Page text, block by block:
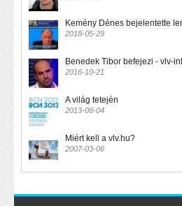
Kemény Dénes bejelentette
2018-05-29
Benedek Tibor befejezi - vlv-
2016-10-21
A világ tetején
2013-08-04
Miért kell a vlv.hu?
2007-03-06